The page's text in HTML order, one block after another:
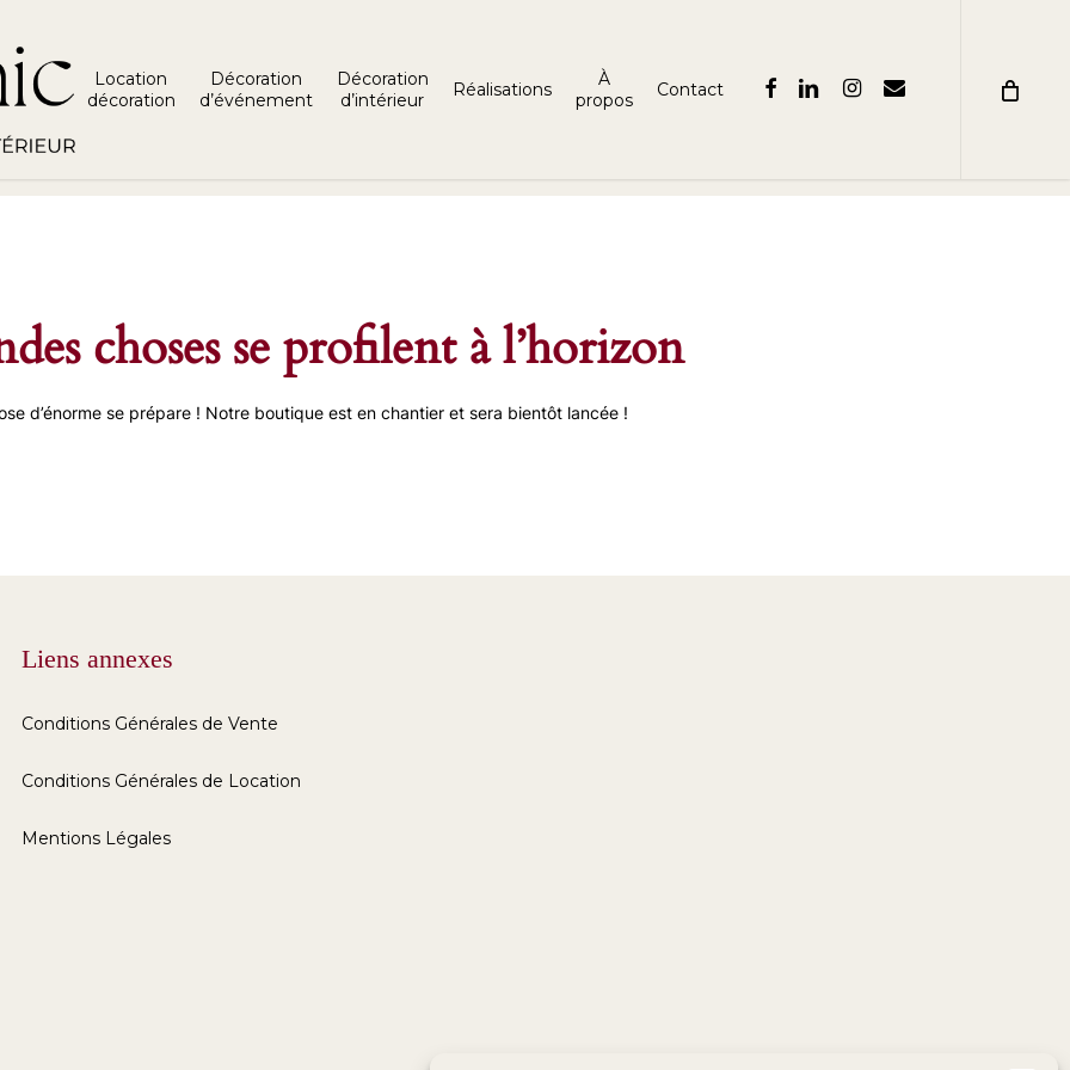
Location
décoration
Décoration
d’événement
Décoration
d’intérieur
Réalisations
À
propos
Contact facebooklinkedininstagram
email
choses se profilent à l’horizon
d’énorme se prépare ! Notre boutique est en chantier et sera bientôt lancée !
Liens annexes
Conditions Générales de Vente
Conditions Générales de Location
Mentions Légales